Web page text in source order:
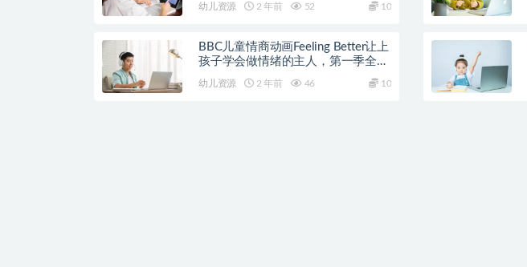
幼儿资源 2 年前 52 10
BBC儿童情商动画Feeling Better让上
孩子学会做情绪的主人，第一季全25
幼儿资源 2 年前 46 10